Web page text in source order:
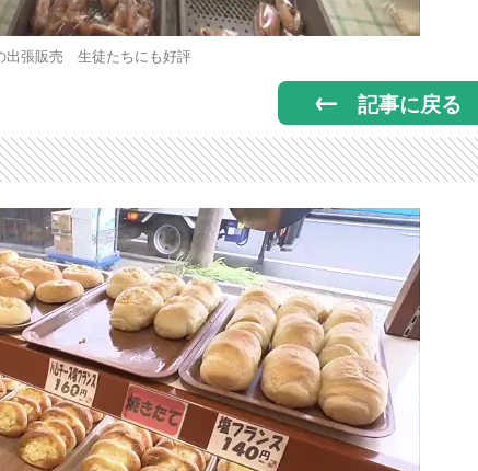
出張販売 生徒たちにも好評
記事に戻る